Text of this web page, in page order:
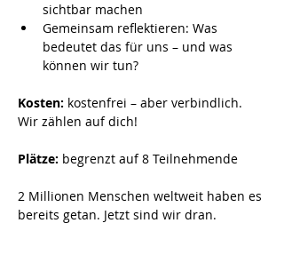
sichtbar machen
Gemeinsam reflektieren: Was
bedeutet das für uns – und was
können wir tun?
Kosten: kostenfrei – aber verbindlich.
Wir zählen auf dich!
Plätze: begrenzt auf 8 Teilnehmende
2 Millionen Menschen weltweit haben es
bereits getan. Jetzt sind wir dran.